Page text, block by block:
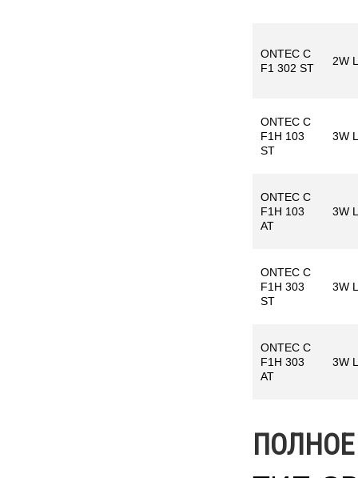
ONTEC C
F1 302 ST
2W
ONTEC C
F1H 103
ST
3W
ONTEC C
F1H 103
AT
3W
ONTEC C
F1H 303
ST
3W
ONTEC C
F1H 303
AT
3W